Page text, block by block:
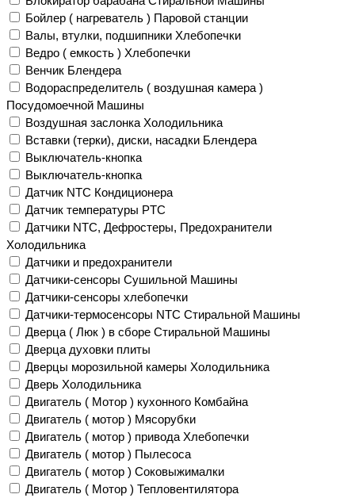
Бойлер ( нагреватель ) Паровой станции
Валы, втулки, подшипники Хлебопечки
Ведро ( емкость ) Хлебопечки
Венчик Блендера
Водораспределитель ( воздушная камера )
Посудомоечной Машины
Воздушная заслонка Холодильника
Вставки (терки), диски, насадки Блендера
Выключатель-кнопка
Выключатель-кнопка
Датчик NTC Кондиционера
Датчик температуры PTC
Датчики NTC, Дефростеры, Предохранители
Холодильника
Датчики и предохранители
Датчики-сенсоры Сушильной Машины
Датчики-сенсоры хлебопечки
Датчики-термосенсоры NTC Стиральной Машины
Дверца ( Люк ) в сборе Стиральной Машины
Дверца духовки плиты
Дверцы морозильной камеры Холодильника
Дверь Холодильника
Двигатель ( Мотор ) кухонного Комбайна
Двигатель ( мотор ) Мясорубки
Двигатель ( мотор ) привода Хлебопечки
Двигатель ( мотор ) Пылесоса
Двигатель ( мотор ) Соковыжималки
Двигатель ( Мотор ) Тепловентилятора